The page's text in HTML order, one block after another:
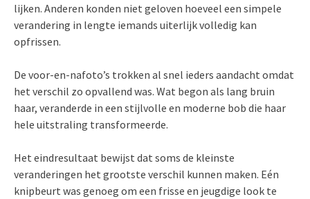
lijken. Anderen konden niet geloven hoeveel een simpele
verandering in lengte iemands uiterlijk volledig kan
opfrissen.
De voor-en-nafoto’s trokken al snel ieders aandacht omdat
het verschil zo opvallend was. Wat begon als lang bruin
haar, veranderde in een stijlvolle en moderne bob die haar
hele uitstraling transformeerde.
Het eindresultaat bewijst dat soms de kleinste
veranderingen het grootste verschil kunnen maken. Eén
knipbeurt was genoeg om een frisse en jeugdige look te